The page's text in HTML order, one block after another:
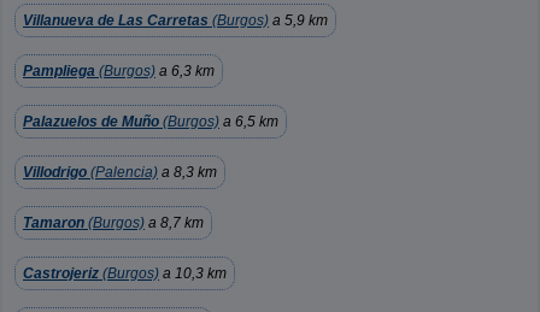
Villanueva de Las Carretas (Burgos) a 5,9 km
Pampliega (Burgos) a 6,3 km
Palazuelos de Muño (Burgos) a 6,5 km
Villodrigo (Palencia) a 8,3 km
Tamaron (Burgos) a 8,7 km
Castrojeriz (Burgos) a 10,3 km